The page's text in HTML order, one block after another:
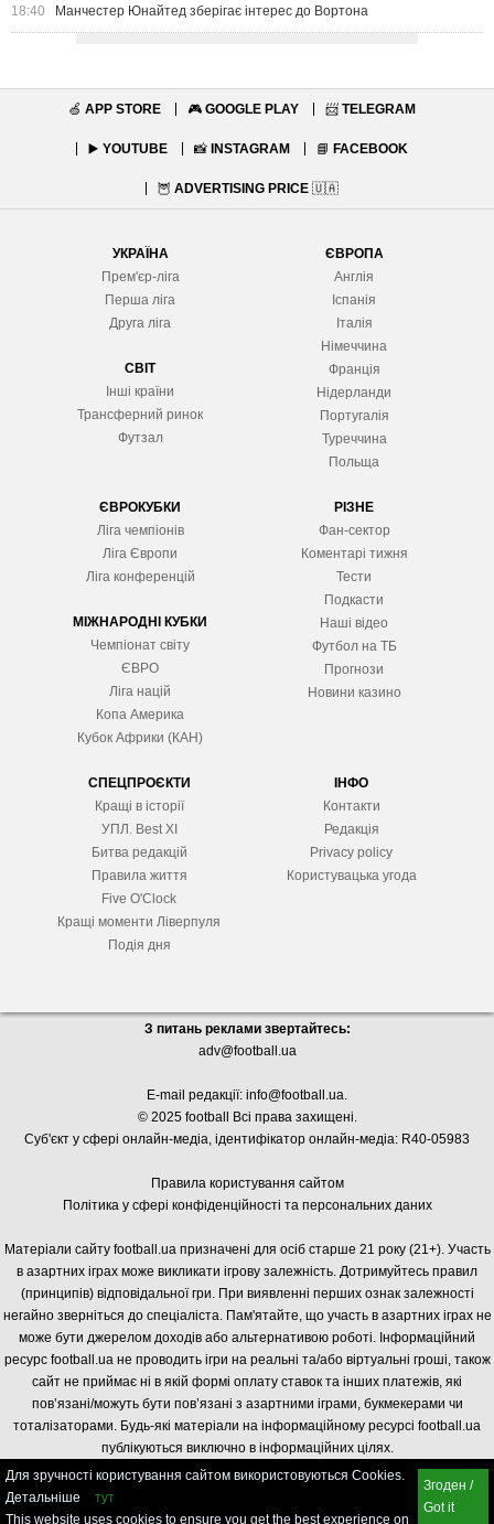
18:40 Манчестер Юнайтед зберігає інтерес до Вортона
🍏 APP STORE 🎮 GOOGLE PLAY 📨 TELEGRAM
▶️ YOUTUBE 📸 INSTAGRAM 📘 FACEBOOK
🦉 ADVERTISING PRICE 🇺🇦
УКРАЇНА
Прем'єр-ліга
Перша ліга
Друга ліга
СВІТ
Інші країни
Трансферний ринок
Футзал
ЄВРОПА
Англія
Іспанія
Італія
Німеччина
Франція
Нідерланди
Португалія
Туреччина
Польща
ЄВРОКУБКИ
Ліга чемпіонів
Ліга Європи
Ліга конференцій
МІЖНАРОДНІ КУБКИ
Чемпіонат світу
ЄВРО
Ліга націй
Копа Америка
Кубок Африки (КАН)
РІЗНЕ
Фан-сектор
Коментарі тижня
Тести
Подкасти
Наші відео
Футбол на ТБ
Прогнози
Новини казино
СПЕЦПРОЄКТИ
Кращі в історії
УПЛ. Best XІ
Битва редакцій
Правила життя
Five O'Clock
Кращі моменти Ліверпуля
Подія дня
ІНФО
Контакти
Редакція
Privacy policy
Користувацька угода
З питань реклами звертайтесь:
adv@football.ua
E-mail редакції: info@football.ua.
© 2025 football Всі права захищені.
Суб'єкт у сфері онлайн-медіа, ідентифікатор онлайн-медіа: R40-05983
Правила користування сайтом
Політика у сфері конфіденційності та персональних даних
Матеріали сайту football.ua призначені для осіб старше 21 року (21+). Участь
в азартних іграх може викликати ігрову залежність. Дотримуйтесь правил
(принципів) відповідальної гри. При виявленні перших ознак залежності
негайно зверніться до спеціаліста. Пам'ятайте, що участь в азартних іграх не
може бути джерелом доходів або альтернативою роботі. Інформаційний
ресурс football.ua не проводить ігри на реальні та/або віртуальні гроші, також
сайт не приймає ні в якій формі оплату ставок та інших платежів, які
пов’язані/можуть бути пов’язані з азартними іграми, букмекерами чи
тоталізаторами. Будь-які матеріали на інформаційному ресурсі football.ua
публікуються виключно в інформаційних цілях.
Для зручності користування сайтом використовуються Cookies.
Детальніше
тут
This website uses cookies to ensure you get the best experience on
Згоден /
Got it